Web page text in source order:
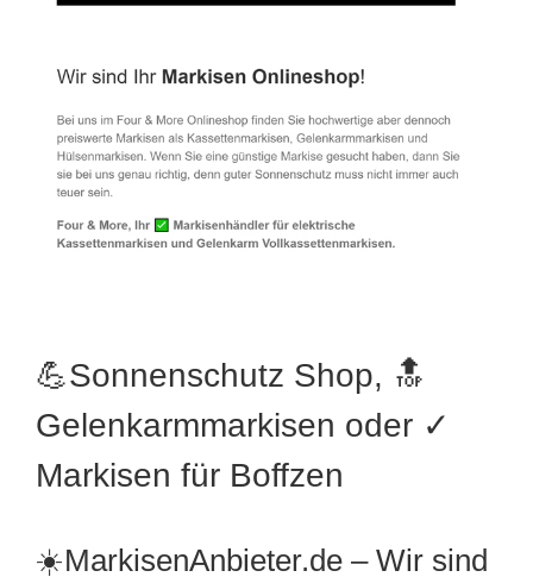
💪Sonnenschutz Shop, 🔝
Gelenkarmmarkisen oder ✓
Markisen für Boffzen
☀️MarkisenAnbieter.de – Wir sind